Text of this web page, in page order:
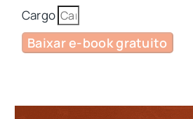
Cargo
Baixar e-book gratuito